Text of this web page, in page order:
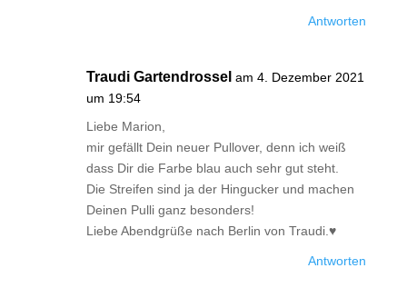
Antworten
Traudi Gartendrossel am 4. Dezember 2021
um 19:54
Liebe Marion,
mir gefällt Dein neuer Pullover, denn ich weiß
dass Dir die Farbe blau auch sehr gut steht.
Die Streifen sind ja der Hingucker und machen
Deinen Pulli ganz besonders!
Liebe Abendgrüße nach Berlin von Traudi.♥
Antworten